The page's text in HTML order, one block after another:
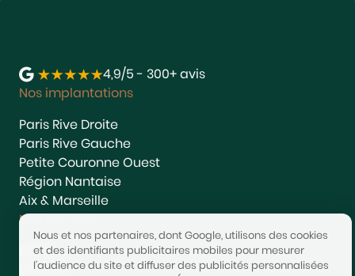
4,9/5 - 300+ avis
Nos implantations
Paris Rive Droite
Paris Rive Gauche
Petite Couronne Ouest
Région Nantaise
Aix & Marseille
Nos services
Estimer
Vendre
Nous et nos partenaires, dont Google, utilisons des cookies
et des identifiants publicitaires mobiles pour mesurer
l'audience du site et diffuser des publicités personnalisées